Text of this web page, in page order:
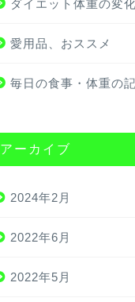
ダイエット体重の変
愛用品、おススメ
毎日の食事・体重の
アーカイブ
2024年2月
2022年6月
2022年5月